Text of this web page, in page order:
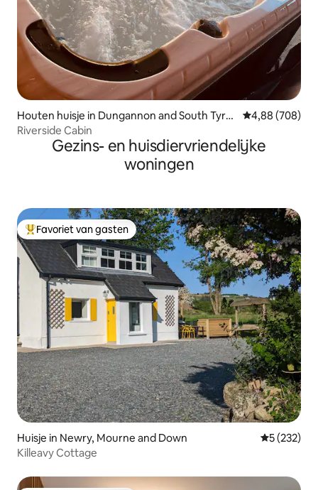
Houten huisje in Dungannon and South Tyro
ne
Gemiddelde
4,88 (708)
Riverside Cabin
Gezins- en huisdiervriendelijke
woningen
Topfavoriet van gasten
Favoriet van gasten
Huisje in Newry, Mourne and Down
5 (232)
Killeavy Cottage